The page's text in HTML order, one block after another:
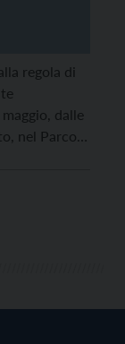
regola di
dalle
nel Parco